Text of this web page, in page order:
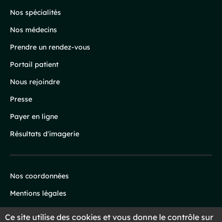
page
Nos spécialités
Nos médecins
Prendre un rendez-vous
Portail patient
Nous rejoindre
Presse
Payer en ligne
Résultats d'imagerie
Infos
légales
Nos coordonnées
Mentions légales
Ce site utilise des cookies et vous donne le contrôle sur